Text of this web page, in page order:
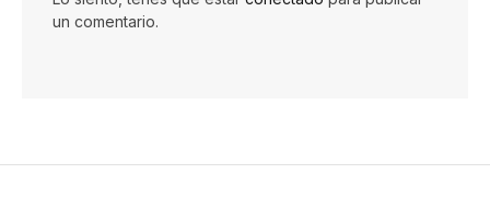
un comentario.